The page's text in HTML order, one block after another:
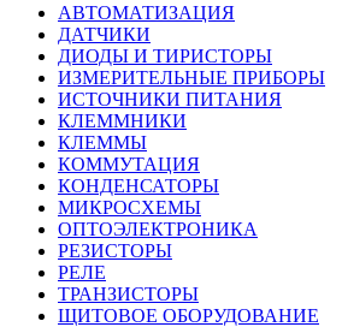
АВТОМАТИЗАЦИЯ
ДАТЧИКИ
ДИОДЫ И ТИРИСТОРЫ
ИЗМЕРИТЕЛЬНЫЕ ПРИБОРЫ
ИСТОЧНИКИ ПИТАНИЯ
КЛЕММНИКИ
КЛЕММЫ
КОММУТАЦИЯ
КОНДЕНСАТОРЫ
МИКРОСХЕМЫ
ОПТОЭЛЕКТРОНИКА
РЕЗИСТОРЫ
РЕЛЕ
ТРАНЗИСТОРЫ
ЩИТОВОЕ ОБОРУДОВАНИЕ